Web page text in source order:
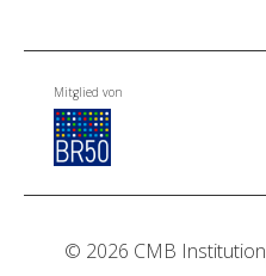
Mitglied von
© 2026 CMB Institution